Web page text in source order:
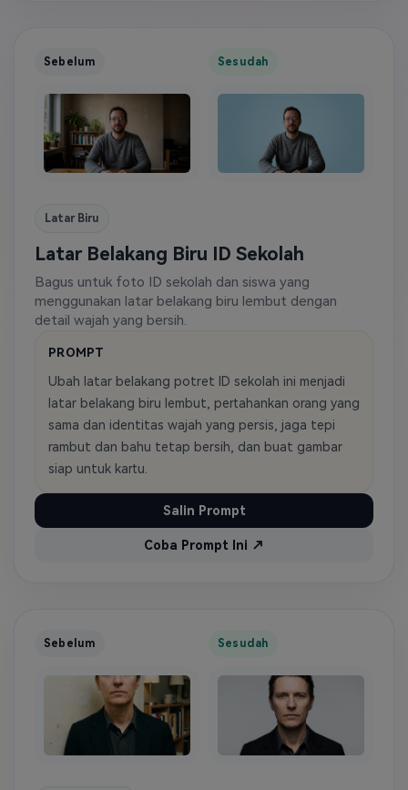
Sebelum Sesudah
Latar Biru
Latar Belakang Biru ID Sekolah
Bagus untuk foto ID sekolah dan siswa yang
menggunakan latar belakang biru lembut dengan
detail wajah yang bersih.
PROMPT
Ubah latar belakang potret ID sekolah ini menjadi
latar belakang biru lembut, pertahankan orang yang
sama dan identitas wajah yang persis, jaga tepi
rambut dan bahu tetap bersih, dan buat gambar
siap untuk kartu.
Salin Prompt
Coba Prompt Ini ↗
Sebelum Sesudah